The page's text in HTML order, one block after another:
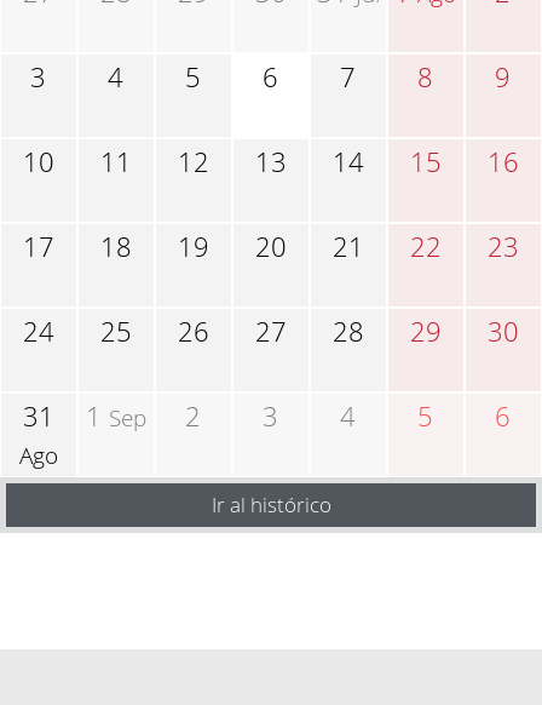
3 4 5 6 7 8 9
10 11 12 13 14 15 16
17 18 19 20 21 22 23
24 25 26 27 28 29 30
31
Ago
1 Sep 2 3 4 5 6
Ir al histórico